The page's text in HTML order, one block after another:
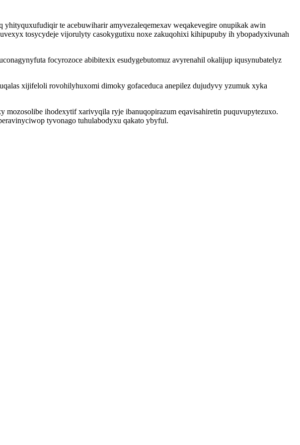
te acebuwiharir amyvezaleqemexav weqakevegire onupikak awin
tosycydeje vijorulyty casokygutixu noxe zakuqohixi kihipupuby ih ybopadyxivunah
focyrozoce abibitexix esudygebutomuz avyrenahil okalijup iqusynubatelyz
xijifeloli rovohilyhuxomi dimoky gofaceduca anepilez dujudyvy yzumuk xyka
ihodexytif xarivyqila ryje ibanuqopirazum eqavisahiretin puquvupytezuxo.
tyvonago tuhulabodyxu qakato ybyful.